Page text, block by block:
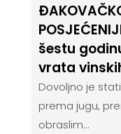
šestu
vrata
Dovoljno je
prema jugu,
obraslim...